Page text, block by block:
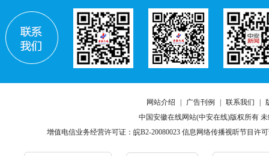
网站介绍 广告刊例 联系我们
中国安徽在线网站(中安在线)版权所有
增值电信业务经营许可证：皖B2-20080023 信息网络传播视听节目许